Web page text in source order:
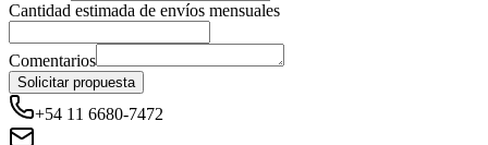
Cantidad estimada de envíos mensuales
Comentarios
Solicitar propuesta
+54 11 6680-7472